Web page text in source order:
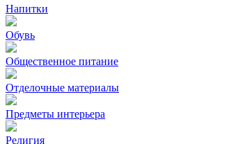
Напитки
Обувь
Общественное питание
Отделочные материалы
Предметы интерьера
Религия